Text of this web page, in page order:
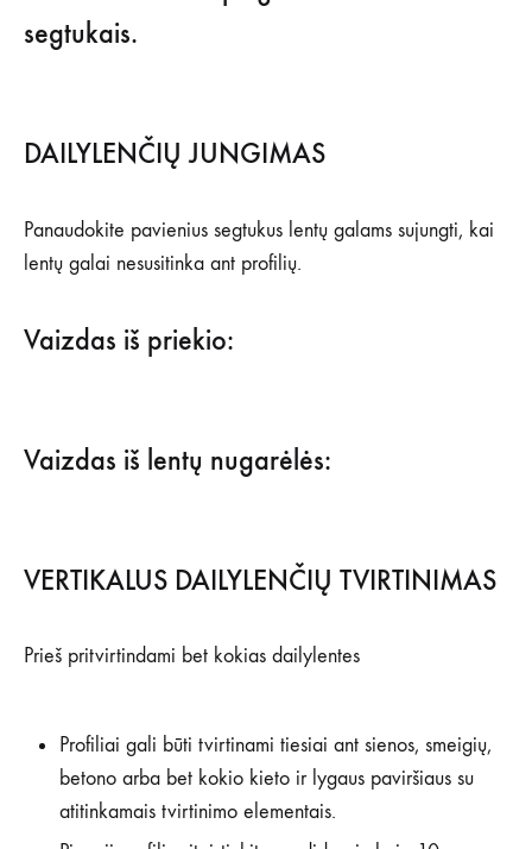
segtukais.
DAILYLENČIŲ JUNGIMAS
Panaudokite pavienius segtukus lentų galams sujungti, kai
lentų galai nesusitinka ant profilių.
Vaizdas iš priekio:
Vaizdas iš lentų nugarėlės:
VERTIKALUS DAILYLENČIŲ TVIRTINIMAS
Prieš pritvirtindami bet kokias dailylentes
Profiliai gali būti tvirtinami tiesiai ant sienos, smeigių,
betono arba bet kokio kieto ir lygaus paviršiaus su
atitinkamais tvirtinimo elementais.